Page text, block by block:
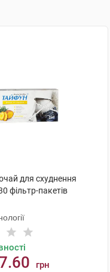
для схуднення
фільтр-пакетів
грн